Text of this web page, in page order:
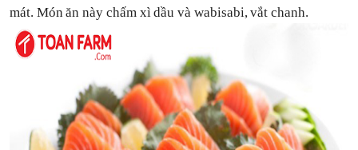
mát. Món ăn này chấm xì dầu và wabisabi, vắt chanh.